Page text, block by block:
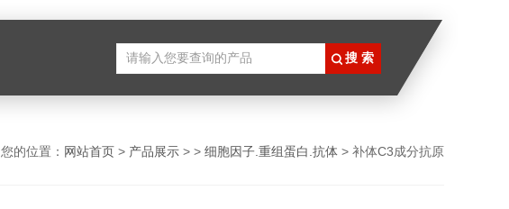
您的位置： 网站首页 > 产品展示 > > 细胞因子.重组蛋白.抗体 > 补体C3成分抗原